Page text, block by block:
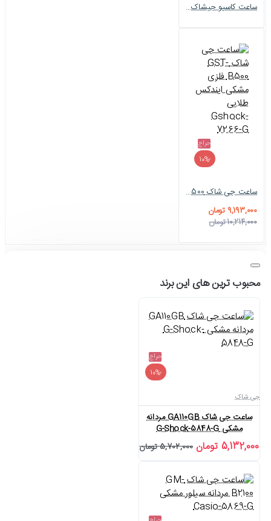
ساعت کاسیو جیشاک GST-B400 مردانه نقره ای صفحه قرمز Casio-6666-G
حراج
-10%
ساعت جی شاک GST-B500 فلزی مشکی ایندکس طلایی Gshock-7266-G
9,193,000 تومان
10,214,000 تومان
محبوب ترین های این برند
حراج
-10%
جی شاک
ساعت جی شاک GA110GB مردانه
مشکی G-Shock-5848-G
5,132,000 تومان 5,702,000 تومان